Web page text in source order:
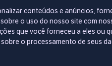
conteúdos e anúncios,
o uso do nosso site com
que você forneceu a eles ou
o processamento de seus